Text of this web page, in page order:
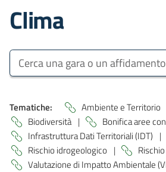
Clima
Bandi e Servizi
Cerca una gara o un affidamento
Tematiche: Ambiente e Territorio
Biodiversità | Bonifica aree
Infrastruttura Dati Territoriali (IDT) |
Rischio idrogeologico |
Valutazione di Impatto Ambientale